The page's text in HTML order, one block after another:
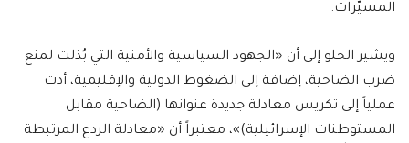
المسيّرات.
ويشير الحلو إلى أن «الجهود السياسية والأمنية التي بُذلت لمنع
ضرب الضاحية، إضافة إلى الضغوط الدولية والإقليمية، أدت
عملياً إلى تكريس معادلة جديدة عنوانها (الضاحية مقابل
المستوطنات الإسرائيلية)»، معتبراً أن «معادلة الردع المرتبطة